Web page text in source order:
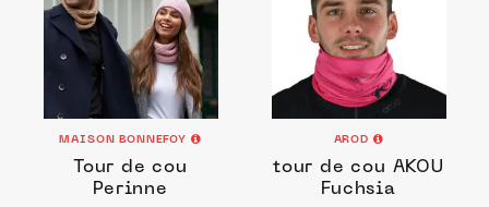
MAISON BONNEFOY
Tour de cou
Perinne
AROD
tour de cou AKOU
Fuchsia